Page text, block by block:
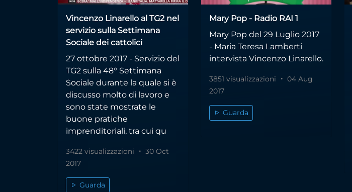
Vincenzo Linarello al TG2 nel
servizio sulla Settimana
Sociale dei cattolici
27 ottobre 2017 - Servizio del
TG2 sulla 48° Settimana
Sociale durante la quale si è
discusso molto di lavoro e
sono state mostrate le
buone pratiche
imprenditoriali, tra cui qu
3422 visualizzazioni
30 Oct
2017
Guarda
Mary Pop - Radio RAI 1
Mary Pop del 29 Luglio 2017
- Maria Teresa Lamberti
intervista Vincenzo Linarello.
3851 visualizzazioni
04 Aug
2017
Guarda